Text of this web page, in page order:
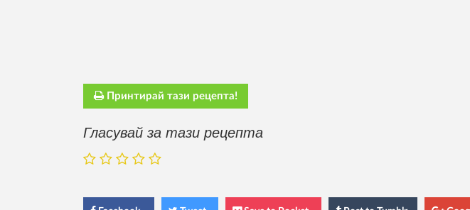
Принтирай тази рецепта!
Гласувай за тази рецепта